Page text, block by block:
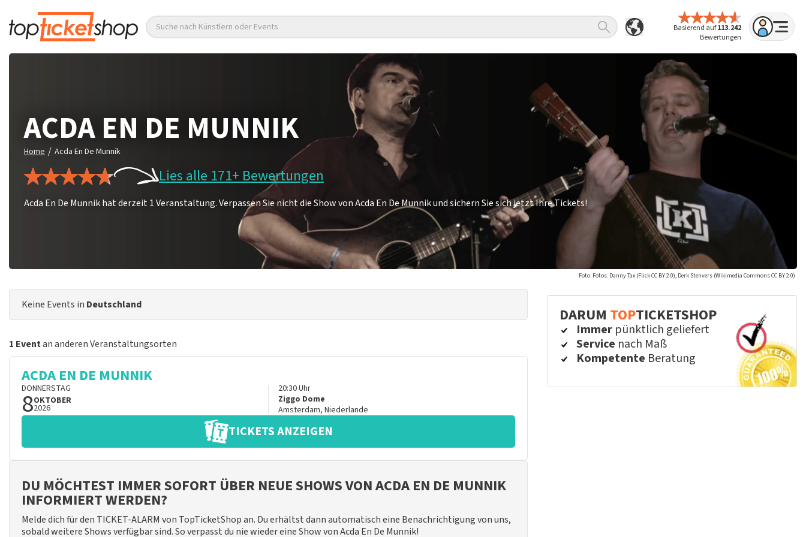
Basierend auf113.242
Bewertungen
Suche nach Künstlern oder Events
ACDA EN DE MUNNIK
Home / Acda En De Munnik
Lies alle 171+ Bewertungen
Acda En De Munnik hat derzeit 1 Veranstaltung. Verpassen Sie nicht die Show von Acda En De Munnik und sichern Sie sich jetzt Ihre Tickets!
Foto: Fotos: Danny Tax (Flick CC BY 2.0), Derk Stenvers (Wikimedia Commons CC BY 2.0)
Keine Events in Deutschland
1 Eventan anderen Veranstaltungsorten
ACDA EN DE MUNNIK
DONNERSTAG
8OKTOBER
2026
20:30Uhr
Ziggo Dome
Amsterdam, Niederlande
TICKETS ANZEIGEN
DU MÖCHTEST IMMER SOFORT ÜBER NEUE SHOWS VON ACDA EN DE MUNNIK
INFORMIERT WERDEN?
Melde dich für den TICKET-ALARM von TopTicketShop an. Du erhältst dann automatisch eine Benachrichtigung von uns,
sobald weitere Shows verfügbar sind. So verpasst du nie wieder eine Show von Acda En De Munnik!
DARUM TOPTICKETSHOP
Immer pünktlich geliefert
Service nach Maß
Kompetente Beratung